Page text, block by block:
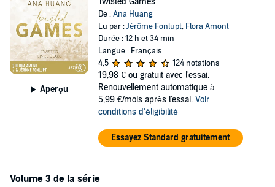
Aperçu
De :Ana Huang
Lu par :Jérôme Fonlupt, Flora Amont
Durée : 12 h et 34 min
Langue : Français
4,5
124 notations
19,98 € ou gratuit avec l'essai.
Renouvellement automatique à
5,99 €/mois après l'essai. Voir
conditions d'éligibilité
Essayez Standard gratuitement
Volume 3 de la série